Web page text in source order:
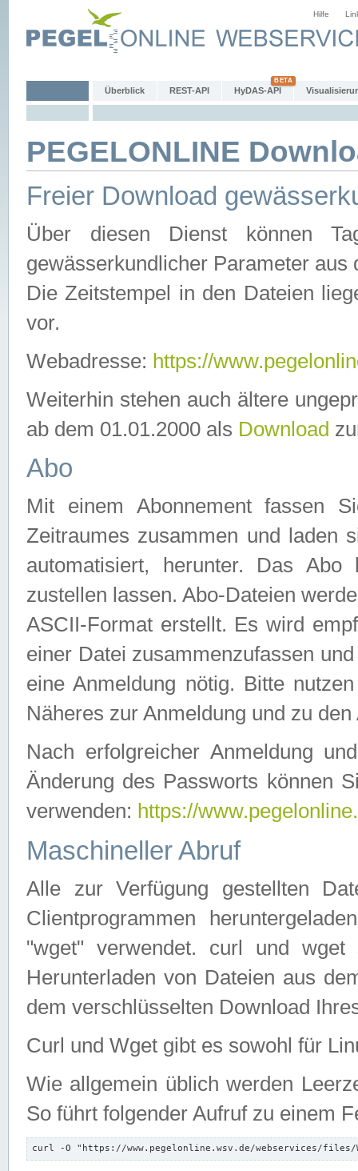
Hilfe
Überblick REST-API HyDAS-API
PEGELONLINE
Freier Download
Über diesen Dienst können
gewässerkundlicher Parameter aus
Die Zeitstempel in den Dateien
vor.
Webadresse: https://
Weiterhin stehen auch ältere
ab dem 01.01.2000 als Download
Abo
Mit einem Abonnement fassen
Zeitraumes zusammen und laden
automatisiert, herunter. Das
zustellen lassen. Abo-Dateien
ASCII-Format erstellt. Es wird
einer Datei zusammenzufassen
eine Anmeldung nötig. Bitte
Näheres zur Anmeldung und zu
Nach erfolgreicher Anmeldung
Änderung des Passworts können
verwenden: https://
Maschineller Abruf
Alle zur Verfügung gestellten
Clientprogrammen
"wget" verwendet. curl und wget
Herunterladen von Dateien aus
dem verschlüsselten Download
Curl und Wget gibt es sowohl für
Wie allgemein üblich werden
So führt folgender Aufruf zu einem
curl -O "https://www.pegelonline.wsv.de/webservices/files/